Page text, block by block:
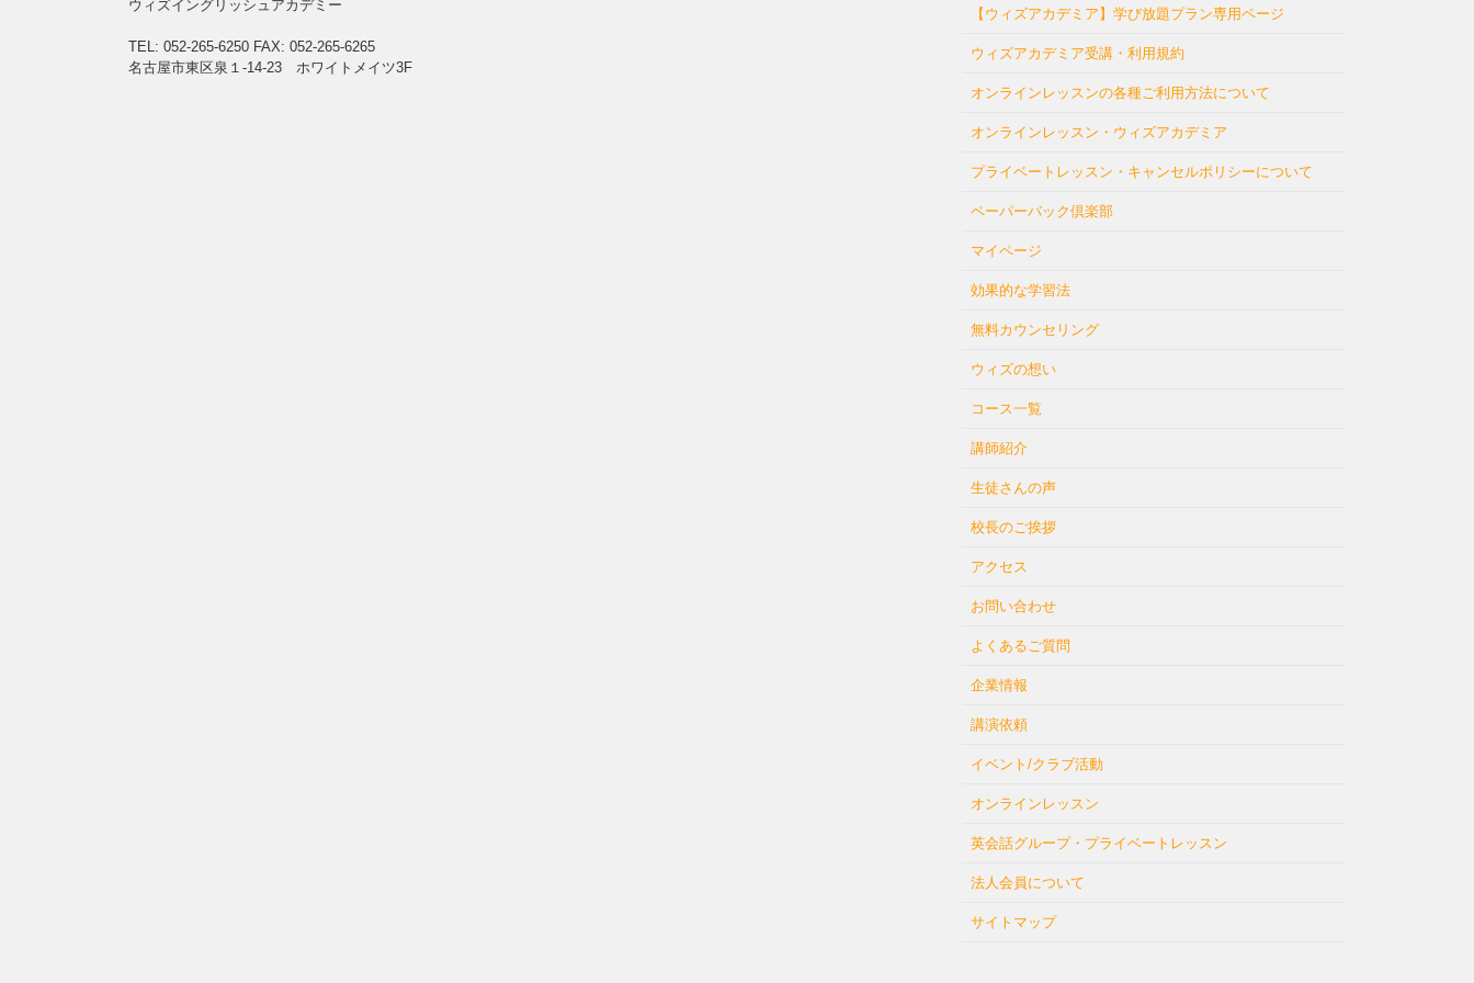
ウィズイングリッシュアカデミー
TEL: 052-265-6250 FAX: 052-265-6265
名古屋市東区泉１-14-23 ホワイトメイツ3F
【ウィズアカデミア】学び放題プラン専用ページ
ウィズアカデミア受講・利用規約
オンラインレッスンの各種ご利用方法について
オンラインレッスン・ウィズアカデミア
プライベートレッスン・キャンセルポリシーについて
ペーパーバック倶楽部
マイページ
効果的な学習法
無料カウンセリング
ウィズの想い
コース一覧
講師紹介
生徒さんの声
校長のご挨拶
アクセス
お問い合わせ
よくあるご質問
企業情報
講演依頼
イベント/クラブ活動
オンラインレッスン
英会話グループ・プライベートレッスン
法人会員について
サイトマップ